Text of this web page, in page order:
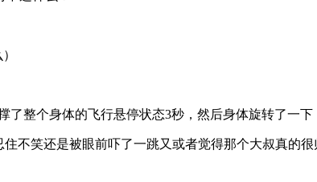
整个身体的飞行悬停状态3秒，然后身体旋转了一下
不笑还是被眼前吓了一跳又或者觉得那个大叔真的